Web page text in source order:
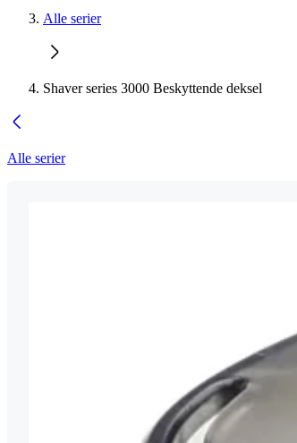
Alle serier
Shaver series 3000 Beskyttende deksel
Alle serier